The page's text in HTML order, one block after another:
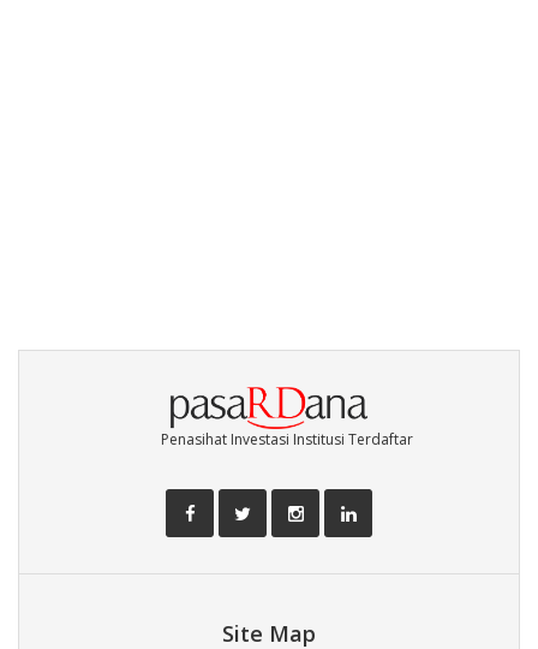
Penasihat Investasi Institusi Terdaftar
Site Map